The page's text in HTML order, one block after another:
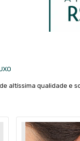
altíssima qualidade e